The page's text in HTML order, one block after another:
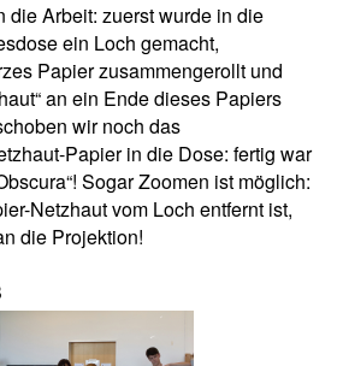
die Arbeit: zuerst wurde in die
ein Loch gemacht,
Papier zusammengerollt und
an ein Ende dieses Papiers
wir noch das
Papier in die Dose: fertig war
Sogar Zoomen ist möglich:
Netzhaut vom Loch entfernt ist,
die Projektion!